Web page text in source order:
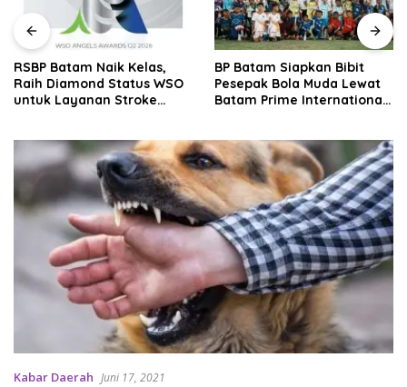
RSBP Batam Naik Kelas,
Raih Diamond Status WSO
untuk Layanan Stroke
BP Batam Siapkan Bibit
Pesepak Bola Muda Lewat
Batam Prime International
Kabar Daerah Juni 17, 2021